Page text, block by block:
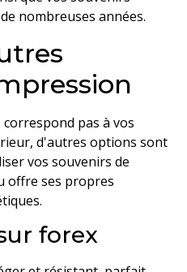
nombreuses années.
pas à vos
d'autres options sont
vos souvenirs de
offre ses propres
forex